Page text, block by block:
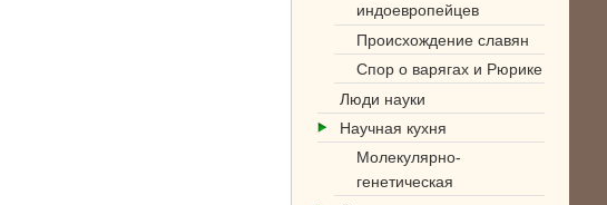
индоевропейцев
Происхождение славян
Спор о варягах и Рюрике
Люди науки
Научная кухня
Молекулярно-
генетическая